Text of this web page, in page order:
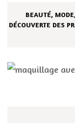
BEAUTÉ,
DÉCOUVERTE DES